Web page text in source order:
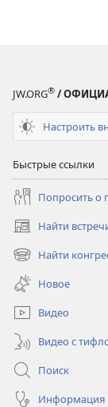
JW.ORG® /
Настроить
Быстрые ссылки
Попросить о
Найти
(открывается
в
новом
окне)
Найти
(открывается
новом
окне)
Новое
Видео
Видео с
Поиск
Информация